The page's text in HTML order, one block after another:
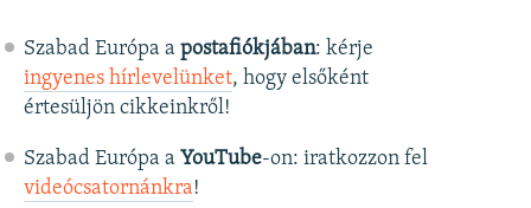
Szabad Európa a postafiókjában: kérje
ingyenes hírlevelünket, hogy elsőként
értesüljön cikkeinkről!
Szabad Európa a YouTube-on: iratkozzon fel
videócsatornánkra!